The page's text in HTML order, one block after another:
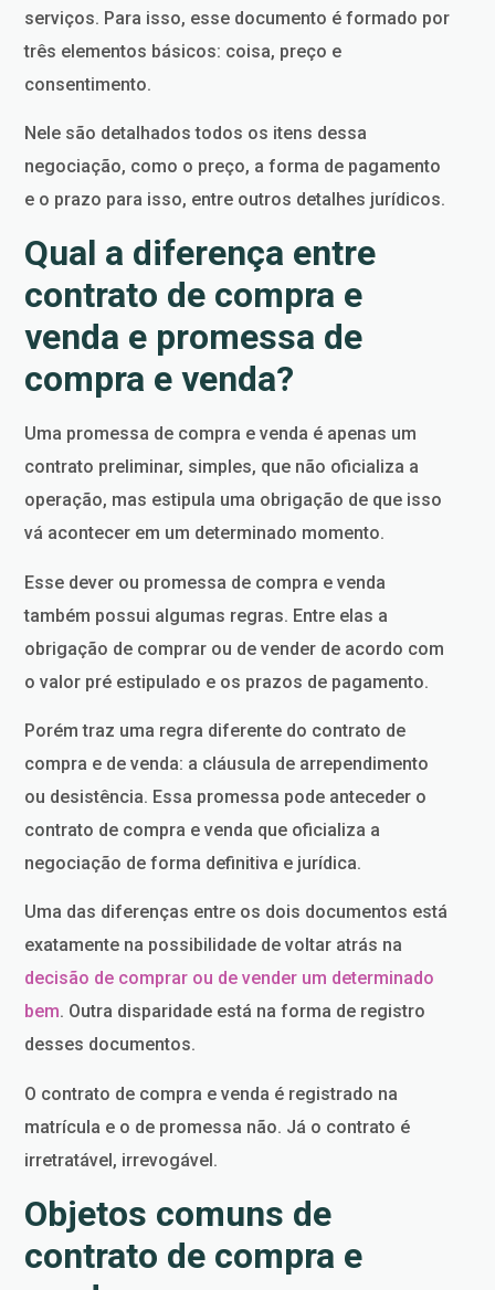
serviços. Para isso, esse documento é formado por
três elementos básicos: coisa, preço e
consentimento.
Nele são detalhados todos os itens dessa
negociação, como o preço, a forma de pagamento
e o prazo para isso, entre outros detalhes jurídicos.
Qual a diferença entre
contrato de compra e
venda e promessa de
compra e venda?
Uma promessa de compra e venda é apenas um
contrato preliminar, simples, que não oficializa a
operação, mas estipula uma obrigação de que isso
vá acontecer em um determinado momento.
Esse dever ou promessa de compra e venda
também possui algumas regras. Entre elas a
obrigação de comprar ou de vender de acordo com
o valor pré estipulado e os prazos de pagamento.
Porém traz uma regra diferente do contrato de
compra e de venda: a cláusula de arrependimento
ou desistência. Essa promessa pode anteceder o
contrato de compra e venda que oficializa a
negociação de forma definitiva e jurídica.
Uma das diferenças entre os dois documentos está
exatamente na possibilidade de voltar atrás na
decisão de comprar ou de vender um determinado
bem. Outra disparidade está na forma de registro
desses documentos.
O contrato de compra e venda é registrado na
matrícula e o de promessa não. Já o contrato é
irretratável, irrevogável.
Objetos comuns de
contrato de compra e